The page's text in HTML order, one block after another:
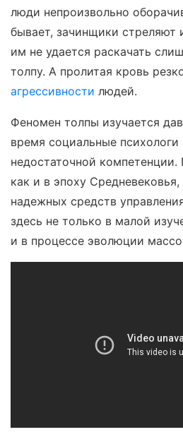
люди непроизвольно
бывает, зачинщики стреляют
им не удается раскачать
толпу. А пролитая кровь
агрессивности людей.
Феномен толпы изучается
время социальные
недостаточной
как и в эпоху Средневековья,
надежных средств
здесь не только в малой
и в процессе эволюции